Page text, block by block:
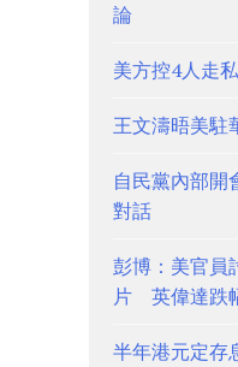
論
美方控4人走
王文濤晤美駐
自民黨內部開
對話
彭博：美官員
片 英偉達跌
半年港元定